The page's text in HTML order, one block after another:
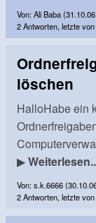
Von: Ali Baba
2 Antworten, letzte
löschen
HalloHabe ein
▶
Von: s.k.6666
2 Antworten, letzte